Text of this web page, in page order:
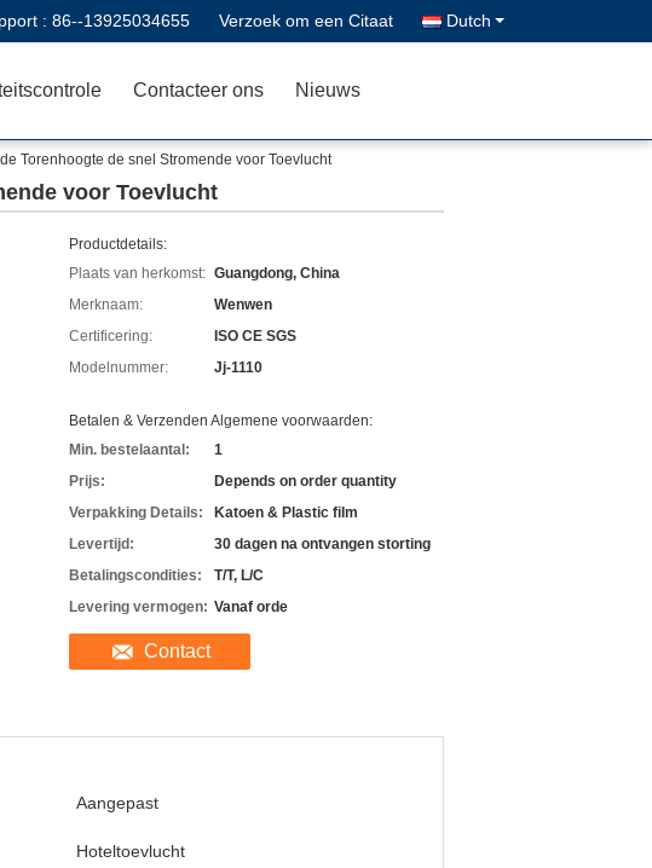
: 86--13925034655 Verzoek om een Citaat Dutch
Contacteer ons Nieuws
Torenhoogte de snel Stromende voor Toevlucht
voor Toevlucht
Productdetails:
Plaats van herkomst: Guangdong, China
Merknaam:
Wenwen
Certificering:
ISO CE SGS
Modelnummer:
Jj-1110
Betalen & Verzenden Algemene voorwaarden:
Min. bestelaantal:
1
Prijs:
Depends on order quantity
Verpakking Details:
Katoen & Plastic film
Levertijd:
30 dagen na ontvangen storting
Betalingscondities:
T/T, L/C
Levering vermogen: Vanaf orde
Contact
Aangepast
Hoteltoevlucht